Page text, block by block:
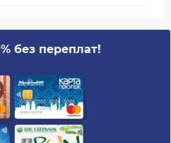
без переплат!